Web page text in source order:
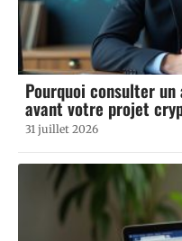
Pourquoi consulter
avant votre projet
31 juillet 2026